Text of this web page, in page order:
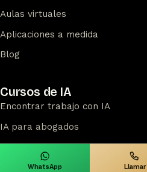
Aulas virtuales
Aplicaciones a medida
Blog
Cursos de IA
Encontrar trabajo con IA
IA para abogados
IA para docentes
Ver todos los cursos
WhatsApp Llamar